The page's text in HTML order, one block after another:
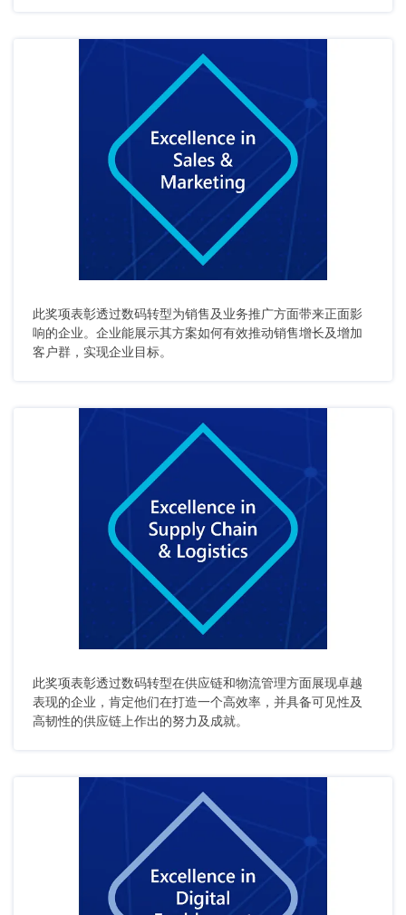
此奖项表彰透过数码转型为销售及业务推广方面带来正面影
响的企业。企业能展示其方案如何有效推动销售增长及增加
客户群，实现企业目标。
此奖项表彰透过数码转型在供应链和物流管理方面展现卓越
表现的企业，肯定他们在打造一个高效率，并具备可见性及
高韧性的供应链上作出的努力及成就。